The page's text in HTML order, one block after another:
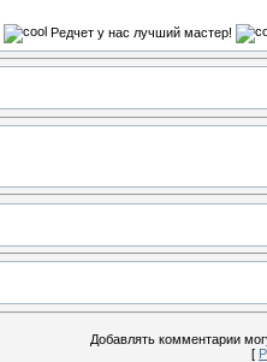
Редчет у нас лучший мастер!
Добавлять комментарии
[